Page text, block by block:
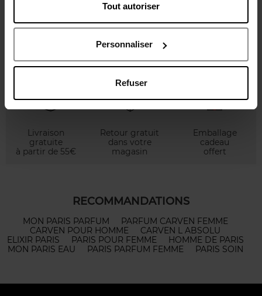
Tout autoriser
Personnaliser
Refuser
39,50 € Voir la fiche
Livraison
gratuite
à partir de 55€
Retour gratuit
dans votre
magasin
Emballage
cadeau
offert
RECOMMANDATIONS
MON PARIS PARFUM
PARFUM CARVEN FEMME
CARVEN POUR HOMME
CARVEN L ABSOLU
ELIXIR PARIS
PARIS POUR FEMME
HOMME DE PARIS
MON PARIS EAU
PARIS PARFUM FEMME PARIS SOIN